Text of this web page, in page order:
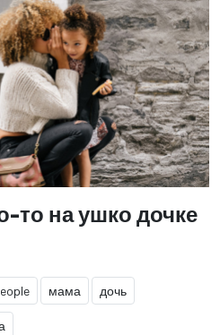
то на ушко дочке
мама дочь